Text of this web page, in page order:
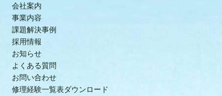
会社案内
事業内容
課題解決事例
採用情報
お知らせ
よくある質問
お問い合わせ
修理経験一覧表ダウンロード